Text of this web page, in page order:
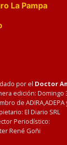
La Pampa
por el Doctor
edición: Domingo
de ADIRA,ADEPA
El Diario SRL
Periodístico:
René Goñi